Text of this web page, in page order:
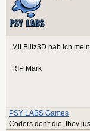
Mit Blitz3D hab ich
RIP Mark
PSY LABS Games
Coders don't die, they